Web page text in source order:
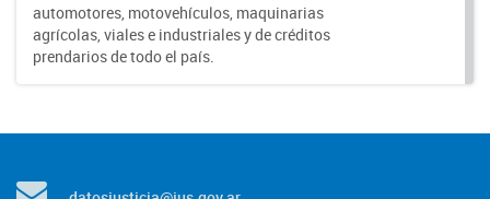
automotores, motovehículos, maquinarias
agrícolas, viales e industriales y de créditos
prendarios de todo el país.